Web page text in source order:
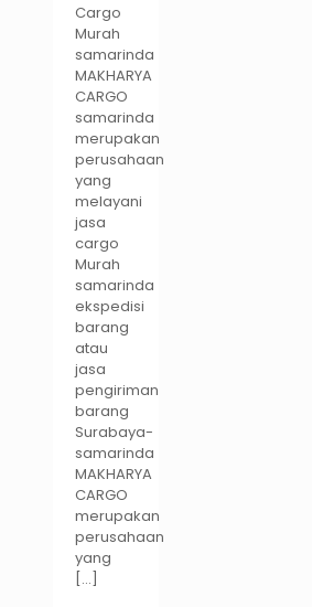
Cargo
Murah
samarinda
MAKHARYA
CARGO
samarinda
merupakan
perusahaan
yang
melayani
jasa
cargo
Murah
samarinda
ekspedisi
barang
atau
jasa
pengiriman
barang
Surabaya-
samarinda
MAKHARYA
CARGO
merupakan
perusahaan
yang
[…]